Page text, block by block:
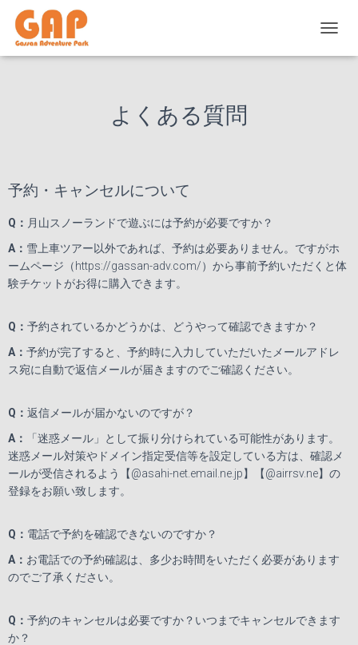
ビ
よくある質問
予約・キャンセルについて
Q ： 月山スノーランドで遊ぶには予約が必要ですか？
A ： 雪上車ツアー以外であれば、予約は必要ありません。ですがホ
ームページ（https://gassan-adv.com/）から事前予約いただくと体
験チケットがお得に購入できます。
Q ： 予約されているかどうかは、どうやって確認できますか？
A ： 予約が完了すると、予約時に入力していただいたメールアドレ
ス宛に自動で返信メールが届きますのでご確認ください。
Q ： 返信メールが届かないのですが？
A ：
「迷惑メール」として振り分けられている可能性があります。
迷惑メール対策やドメイン指定受信等を設定している方は、確認メ
ールが受信されるよう【@asahi-net.email.ne.jp】【@airrsv.ne】の
登録をお願い致します。
Q ： 電話で予約を確認できないのですか？
A ： お電話での予約確認は、多少お時間をいただく必要があります
のでご了承ください。
Q ： 予約のキャンセルは必要ですか？いつまでキャンセルできます
か？